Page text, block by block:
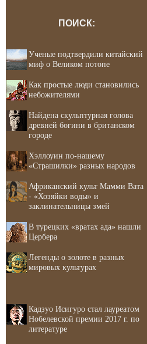
ПОИСК:
Ученые подтвердили китайский
миф о Великом потопе
Как простые люди становились
небожителями
Найдена скульптурная голова
древней богини в британском
городе
Хэллоуин по-нашему
«Страшилки» разных народов
Африканский культ Мамми Вата
- «Хозяйки воды» и
заклинательницы змей
В турецких «вратах ада» нашли
Цербера
Легенды о золоте в разных
мировых культурах
Кадзуо Исигуро стал лауреатом
Нобелевской премии 2017 г. по
литературе